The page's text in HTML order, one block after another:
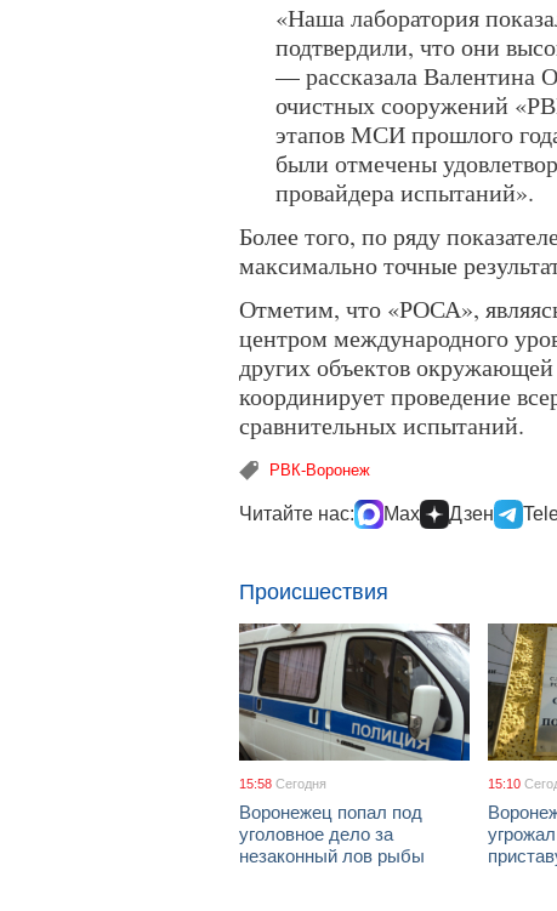
«Наша лаборатория
подтвердили, что они
— рассказала Валентина
очистных сооружений
этапов МСИ прошлого
были отмечены
провайдера испытаний».
Более того, по ряду
максимально точные
Отметим, что «РОСА»,
центром международного
других объектов
координирует проведение
сравнительных испытаний.
РВК-Воронеж
Читайте нас: Max Дзен
Происшествия
15:58 Сегодня
Воронежец попал под
уголовное дело за
незаконный лов рыбы
15:10